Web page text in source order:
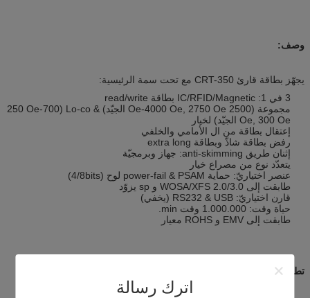
اترك رسالة
وصف:
يجهّز بطاقة قارئ CRT-350 مع تحت سمة الرئيسية:
3 في 1: IC/RFID/Magnetic بطاقة read/write
مجموعة (2500 Oe-4000 Oe, 2750 Oe الجيّد) & Lo-co (250 Oe-700
Oe, 300 Oe الجيّد) لخيار
إعتقال بطاقة من ال الأمامي والخلفي
رفض بطاقة شاذّ وبطاقة extra long
إثنان طريق anti-skimming: جهاز وبرمجيّة
يتعدّد نوع من مصراع خيار
عنصر اختياريّ: حماية power-fail & PSAM لوح (4/8bits)
طابقت إلى WOSA/XFS 2.0/3.0 و sp يزوّد
قارن اختياريّ: RS232 & USB (يخفي)
حياة وقت: 1.000.000 وقت min.
طابقت إلى EMV و ROHS معيار
تطبيق: